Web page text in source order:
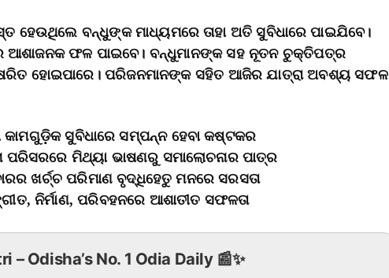
ହେଉଥିଲେ ବନ୍ଧୁଙ୍କ ମାଧ୍ୟମରେ ତାହା ଅତି ସୁବିଧାରେ ପାଇଯିବେ।
ଆଶାଜନକ ଫଳ ପାଇବେ। ବନ୍ଧୁମାନଙ୍କ ସହ ନୂତନ ଚୁକ୍ତିପତ୍ର
ହୋଇପାରେ। ପରିଜନମାନଙ୍କ ସହିତ ଆଜିର ଯାତ୍ରା ଅବଶ୍ୟ ସଫଳ
କାମଗୁଡ଼ିକ ସୁବିଧାରେ ସମ୍ପନ୍ନ ହେବା କଷ୍ଟକର
ମିଥ୍ୟା ଭାଷଣରୁ ସମାଲୋଚନାର ପାତ୍ର
ଖର୍ଚ୍ଚ ପରିମାଣ ବୃଦ୍ଧିହେତୁ ମନରେ ସରସତା
ନିର୍ମାଣ, ପରିବହନରେ ଆଶାତୀତ ସଫଳତା
– Odisha’s No. 1 Odia Daily 📰✨